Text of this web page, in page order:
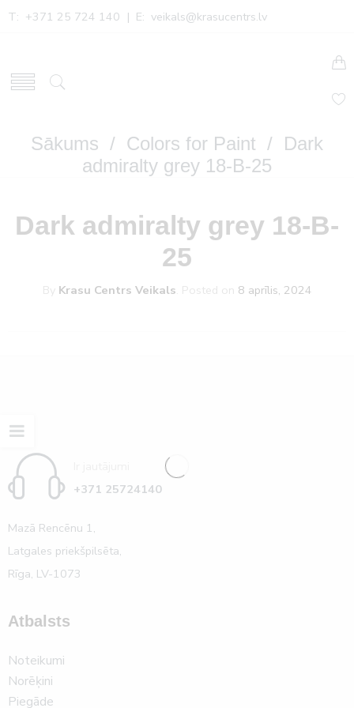
T: +371 25 724 140 | E: veikals@krasucentrs.lv
Sākums / Colors for Paint / Dark
admiralty grey 18-B-25
Dark admiralty grey 18-B-
25
By Krasu Centrs Veikals Posted on 8 aprīlis, 2024
+371 25724140
Mazā Rencēnu 1,
Latgales priekšpilsēta,
Rīga, LV-1073
Atbalsts
Noteikumi
Norēķini
Piegāde